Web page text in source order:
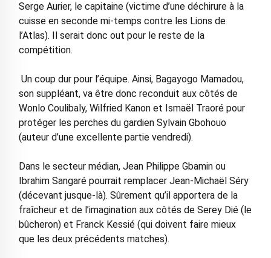
Serge Aurier, le capitaine (victime d’une déchirure à la
cuisse en seconde mi-temps contre les Lions de
l’Atlas). Il serait donc out pour le reste de la
compétition.
Un coup dur pour l’équipe. Ainsi, Bagayogo Mamadou,
son suppléant, va être donc reconduit aux côtés de
Wonlo Coulibaly, Wilfried Kanon et Ismaël Traoré pour
protéger les perches du gardien Sylvain Gbohouo
(auteur d’une excellente partie vendredi).
Dans le secteur médian, Jean Philippe Gbamin ou
Ibrahim Sangaré pourrait remplacer Jean-Michaël Séry
(décevant jusque-là). Sûrement qu’il apportera de la
fraîcheur et de l’imagination aux côtés de Serey Dié (le
bûcheron) et Franck Kessié (qui doivent faire mieux
que les deux précédents matches).